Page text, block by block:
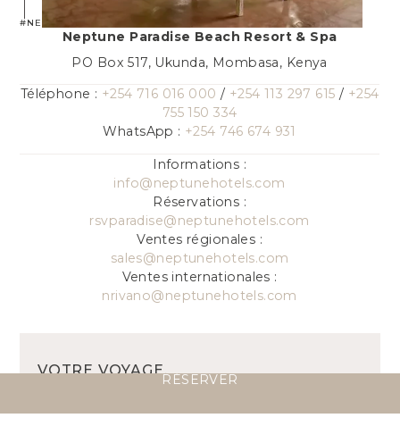
#NEPTUNEPARADISE
Neptune Paradise Beach Resort & Spa
PO Box 517, Ukunda, Mombasa, Kenya
Téléphone : +254 716 016 000 / +254 113 297 615 / +254
755 150 334
WhatsApp : +254 746 674 931
Informations :
info@neptunehotels.com
Réservations :
rsvparadise@neptunehotels.com
Ventes régionales :
sales@neptunehotels.com
Ventes internationales :
nrivano@neptunehotels.com
VOTRE VOYAGE,
Contactez-nous pour organiser votre séjour
RÉSERVER